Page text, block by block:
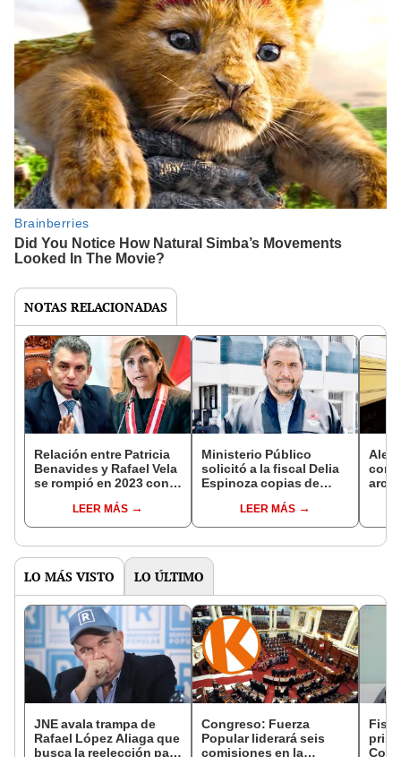
NOTAS RELACIONADAS
Relación entre Patricia
Benavides y Rafael Vela
se rompió en 2023 con
LEER MÁS
Ministerio Público
solicitó a la fiscal Delia
Espinoza copias de
VillanuevaLEER MÁS
con
LO MÁS VISTO LO ÚLTIMO
JNE avala trampa de
Rafael López Aliaga que
busca la reelección para
Congreso: Fuerza
Popular liderará seis
comisiones en la